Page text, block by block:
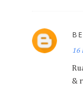
16
&